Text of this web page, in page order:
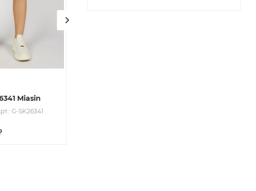
Miasin
G-SK26341